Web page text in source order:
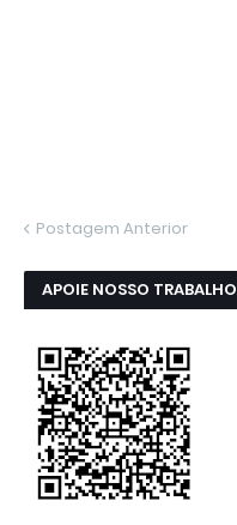
Postagem Anterior
APOIE NOSSO TRABALHO